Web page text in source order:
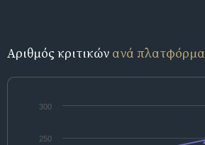
Αριθμός κριτικών ανά πλατφόρμα
250
300